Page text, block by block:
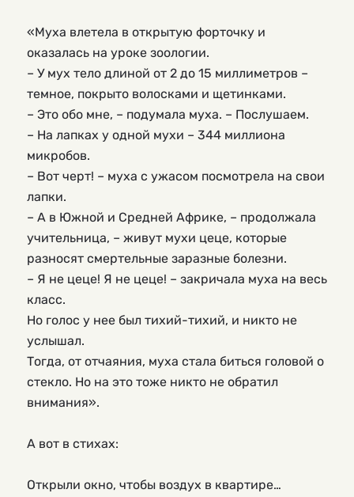
«Муха влетела в открытую форточку и
оказалась на уроке зоологии.
– У мух тело длиной от 2 до 15 миллиметров –
темное, покрыто волосками и щетинками.
– Это обо мне, – подумала муха. – Послушаем.
– На лапках у одной мухи – 344 миллиона
микробов.
– Вот черт! – муха с ужасом посмотрела на свои
лапки.
– А в Южной и Средней Африке, – продолжала
учительница, – живут мухи цеце, которые
разносят смертельные заразные болезни.
– Я не цеце! Я не цеце! – закричала муха на весь
класс.
Но голос у нее был тихий-тихий, и никто не
услышал.
Тогда, от отчаяния, муха стала биться головой о
стекло. Но на это тоже никто не обратил
внимания».
А вот в стихах:
Открыли окно, чтобы воздух в квартире…